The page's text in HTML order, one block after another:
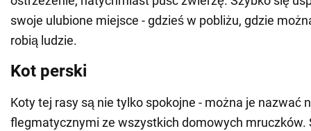
swoje ulubione miejsce - gdzieś w pobliżu, gdzie
robią ludzie.
Kot perski
Koty tej rasy są nie tylko spokojne - można je nazwać
flegmatycznymi ze wszystkich domowych mruczków.